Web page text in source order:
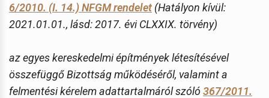
6/2010. (I. 14.) NFGM rendelet (Hatályon kívül:
2021.01.01., lásd: 2017. évi CLXXIX. törvény)
az egyes kereskedelmi építmények létesítésével
összefüggő Bizottság működéséről, valamint a
felmentési kérelem adattartalmáról szóló367/2011.